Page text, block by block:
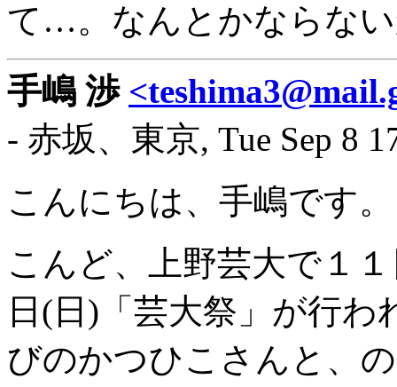
て…。なんとかならな
手嶋 渉
- 赤坂、東京, Tue Sep 8
こんにちは、手嶋です。
こんど、上野芸大で１
日(日)「芸大祭」が行
びのかつひこさんと、